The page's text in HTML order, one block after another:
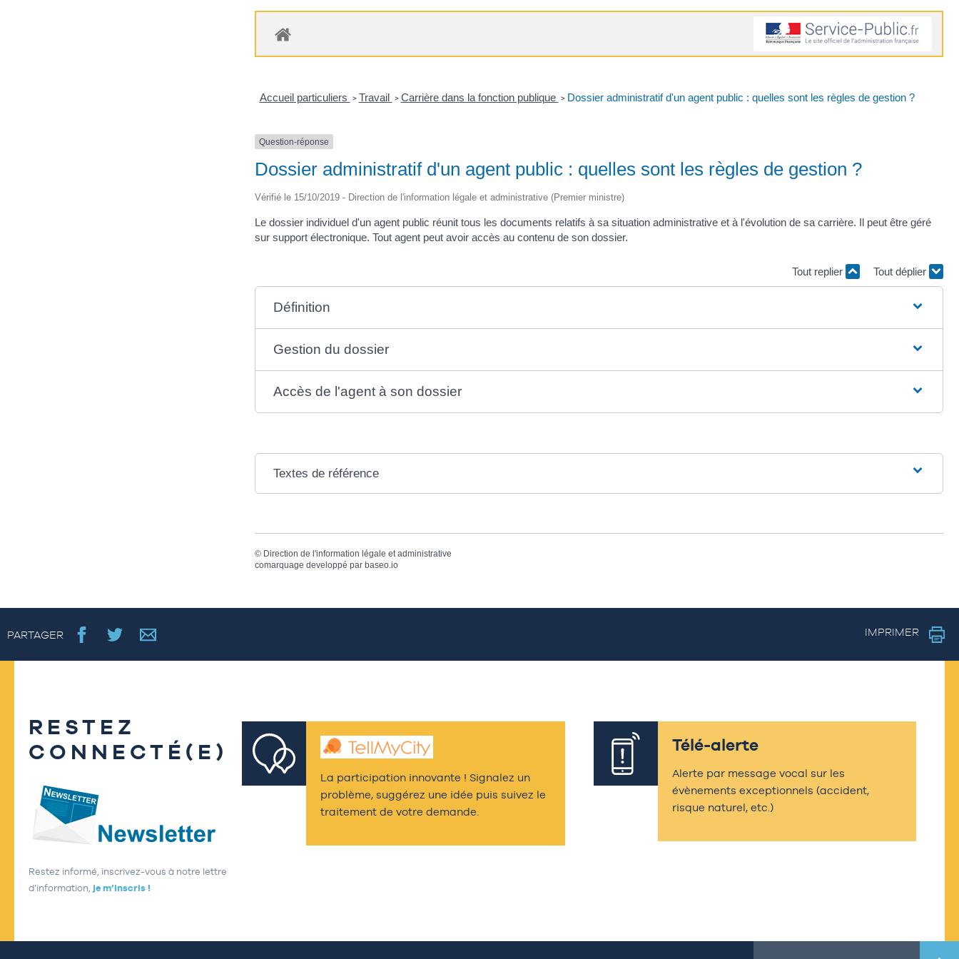
Accueil particuliers > Travail > Carrière dans la fonction publique > Dossier administratif d'un agent public : quelles sont les règles de gestion ?
Question-réponse
Dossier administratif d'un agent public : quelles sont les règles de gestion ?
Vérifié le 15/10/2019 - Direction de l'information légale et administrative (Premier ministre)
Le dossier individuel d'un agent public réunit tous les documents relatifs à sa situation administrative et à l'évolution de sa carrière. Il peut être géré
sur support électronique. Tout agent peut avoir accès au contenu de son dossier.
Tout replier Tout déplier
Définition
Gestion du dossier
Accès de l'agent à son dossier
Textes de référence
© Direction de l'information légale et administrative
comarquage developpé par baseo.io
PARTAGER IMPRIMER
RESTEZ
CONNECTÉ(E)
Restez informé, inscrivez-vous à notre lettre
d’information, je m’inscris !
La participation innovante ! Signalez un
problème, suggérez une idée puis suivez le
traitement de votre demande.
Télé-alerte
Alerte par message vocal sur les
évènements exceptionnels (accident,
risque naturel, etc.)